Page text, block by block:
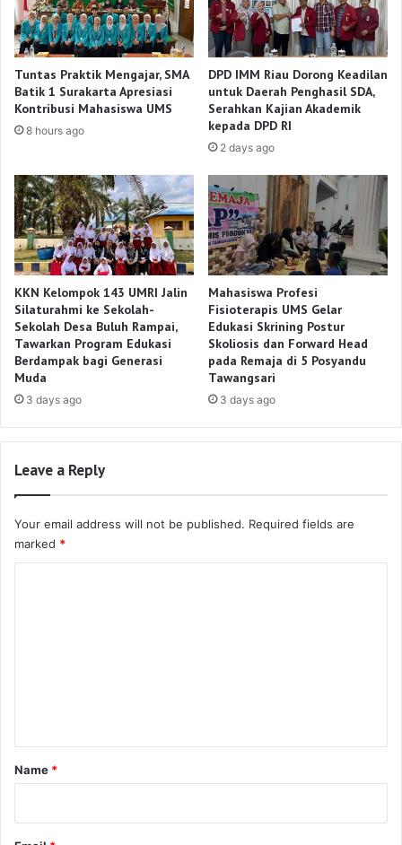
Tuntas Praktik Mengajar, SMA
Batik 1 Surakarta Apresiasi
Kontribusi Mahasiswa UMS
8 hours ago
DPD IMM Riau Dorong Keadilan
untuk Daerah Penghasil SDA,
Serahkan Kajian Akademik
kepada DPD RI
2 days ago
KKN Kelompok 143 UMRI Jalin
Silaturahmi ke Sekolah-
Sekolah Desa Buluh Rampai,
Tawarkan Program Edukasi
Berdampak bagi Generasi
Muda
3 days ago
Mahasiswa Profesi
Fisioterapis UMS Gelar
Edukasi Skrining Postur
Skoliosis dan Forward Head
pada Remaja di 5 Posyandu
Tawangsari
3 days ago
Leave a Reply
Your email address will not be published. Required fields are
marked *
*
Name *